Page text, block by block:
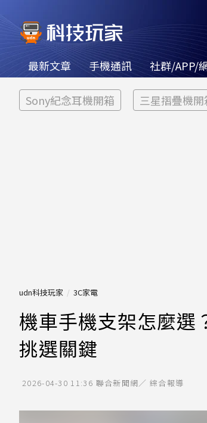
最新文章 手機通訊 社群/APP/
Sony紀念耳機開箱 三星摺疊機開
udn科技玩家 3C家電
機車手機支架怎麼選
挑選關鍵
2026-04-30 11:36 聯合新聞網／ 綜合報導